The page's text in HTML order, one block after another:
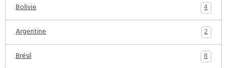
Bolivie
4
Argentine
2
Brésil
8